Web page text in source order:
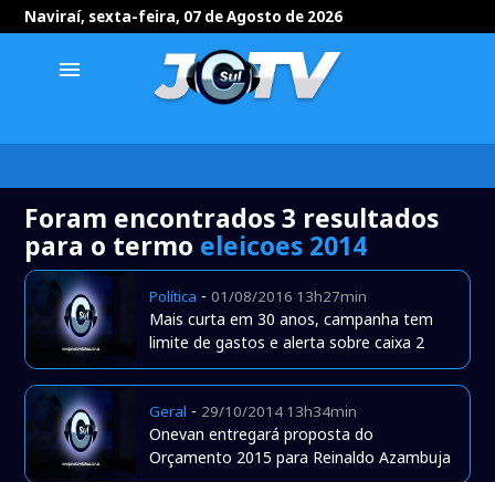
Naviraí, sexta-feira, 07 de Agosto de 2026
menu
Foram encontrados 3 resultados
para o termo eleicoes 2014
Política -01/08/2016 13h27min
Mais curta em 30 anos, campanha tem
limite de gastos e alerta sobre caixa 2
Geral - 29/10/2014 13h34min
Onevan entregará proposta do
Orçamento 2015 para Reinaldo Azambuja